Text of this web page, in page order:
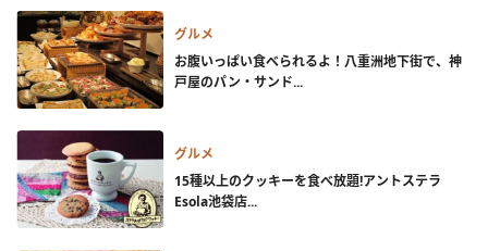
グルメ
お腹いっぱい食べられるよ！八重洲地下街で、神
戸屋のパン・サンド...
グルメ
15種以上のクッキーを食べ放題!アントステラ
Esola池袋店...